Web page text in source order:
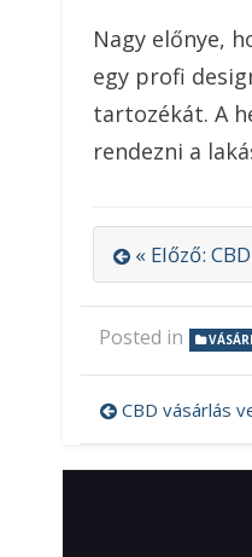
Nagy előnye,
egy profi
tartozékát. A
rendezni a
« Előző:
Posted in
CBD vásárlás